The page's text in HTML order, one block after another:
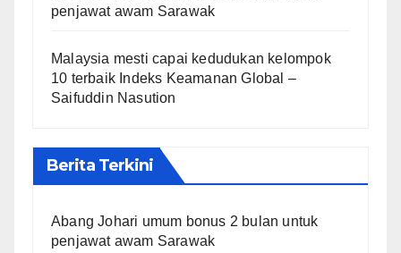
penjawat awam Sarawak
Malaysia mesti capai kedudukan kelompok
10 terbaik Indeks Keamanan Global –
Saifuddin Nasution
Berita Terkini
Abang Johari umum bonus 2 bulan untuk
penjawat awam Sarawak